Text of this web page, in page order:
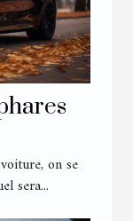
on se
sera...